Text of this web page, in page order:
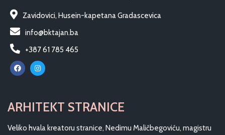
Zavidovici, Husein-kapetana Gradascevica
info@bktajan.ba
+387 61 785 465
ARHITEKT STRANICE
Veliko hvala kreatoru stranice, Nedimu Maličbegoviću, magistru